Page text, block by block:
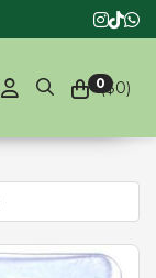
0($0)